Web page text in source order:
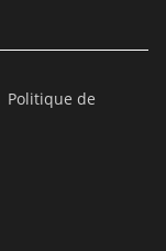
Politique de